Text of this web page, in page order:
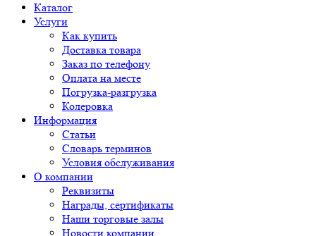
Каталог
Услуги
Как купить
Доставка товара
Заказ по телефону
Оплата на месте
Погрузка-разгрузка
Колеровка
Информация
Статьи
Словарь терминов
Условия обслуживания
О компании
Реквизиты
Награды, сертификаты
Наши торговые залы
Новости компании